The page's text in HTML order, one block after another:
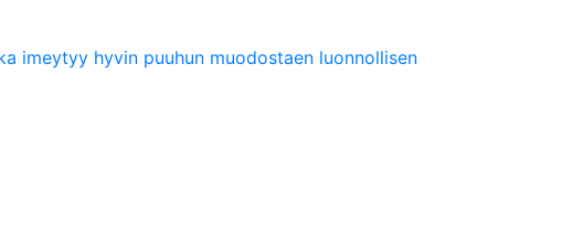
imeytyy hyvin puuhun muodostaen luonnollisen